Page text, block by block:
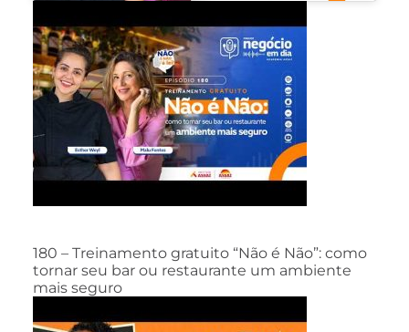
180 – Treinamento gratuito “Não é Não”: como
tornar seu bar ou restaurante um ambiente
mais seguro